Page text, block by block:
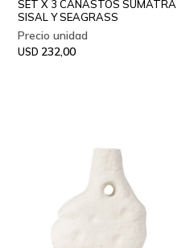
SET X 3 CANASTOS SUMATRA
SISAL Y SEAGRASS
USD 232,00